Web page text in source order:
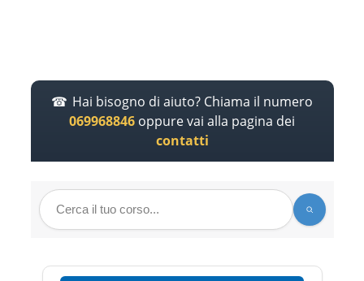
Hai bisogno di aiuto? Chiama il numero
069968846 oppure vai alla pagina dei
contatti